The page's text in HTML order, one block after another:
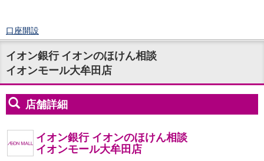
口座開設
ログイン
チャット
メニュー
商品・サービス
預金
円預金TOP
定期預金
積立式定期預金
イオン銀行 イオンのほけん相談
イオンモール大牟田店